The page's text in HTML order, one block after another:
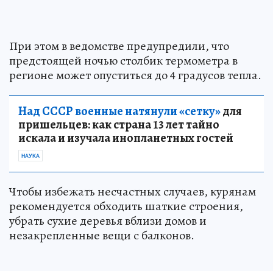
При этом в ведомстве предупредили, что
предстоящей ночью столбик термометра в
регионе может опуститься до 4 градусов тепла.
Над СССР военные натянули «сетку»для
пришельцев: как страна 13 лет тайно
искала и изучала инопланетных гостей
НАУКА
Чтобы избежать несчастных случаев, курянам
рекомендуется обходить шаткие строения,
убрать сухие деревья вблизи домов и
незакрепленные вещи с балконов.